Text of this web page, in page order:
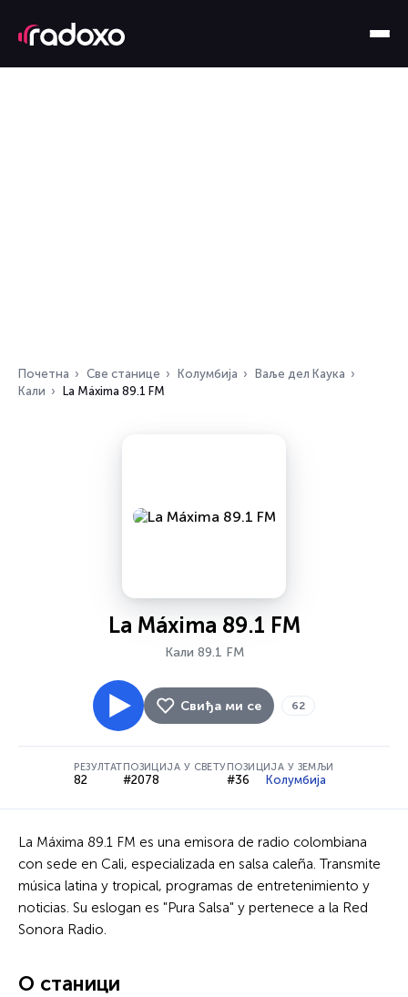
Почетна Све станице Колумбија
Ваље дел Каука
Кали
La Máxima 89.1 FM
La Máxima 89.1 FM
Кали 89.1 FM
Свиђа ми се 62
РЕЗУЛТАТ
82
ПОЗИЦИЈА У СВЕТУ
#2078
ПОЗИЦИЈА У ЗЕМЉИ
#36 Колумбија
La Máxima 89.1 FM es una emisora de radio colombiana
con sede en Cali, especializada en salsa caleña. Transmite
música latina y tropical, programas de entretenimiento y
noticias. Su eslogan es "Pura Salsa" y pertenece a la Red
Sonora Radio.
О станици